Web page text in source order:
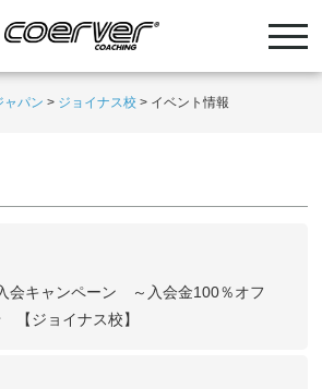
ャパン > ジョイナス校 > イベント情報
会キャンペーン ～入会金100％オフ
ジョイナス校】